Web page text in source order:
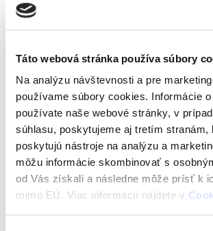
Táto webová stránka používa súbory
Na analýzu návštevnosti a pre
používame súbory cookies. Informácie
používate naše webové stránky, v
súhlasu, poskytujeme aj tretím stranám,
poskytujú nástroje na analýzu a
môžu informácie skombinovať s
od Vás získali a následne môže prísť k
mimo EÚ. Viac informácií nájdete v
OBLEČENIE – RADOSŤ PRE
Bolo pre nás milým zistením, že práve
radi oblečenie online!Medzi obľúbené
Bonprix, Orsay ale aj Zoot či
vo všetkých týchto obchodoch si
zľavu s preukazom ITIC?Stačí sa
nákupnom portáli plnapenazenka.sk,
dostanete z každého nákupu určitú sumu
preukazom ITIC bude táto